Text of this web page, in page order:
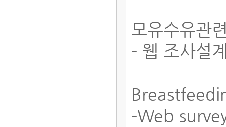
모유수유관
- 웹 조사설
-Web